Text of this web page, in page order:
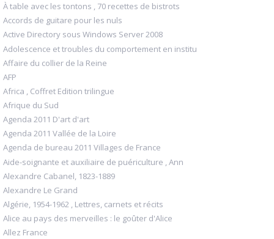
À table avec les tontons , 70 recettes de bistrots
Accords de guitare pour les nuls
Active Directory sous Windows Server 2008
Adolescence et troubles du comportement en institu
Affaire du collier de la Reine
AFP
Africa , Coffret Edition trilingue
Afrique du Sud
Agenda 2011 D'art d'art
Agenda 2011 Vallée de la Loire
Agenda de bureau 2011 Villages de France
Aide-soignante et auxiliaire de puériculture , Ann
Alexandre Cabanel, 1823-1889
Alexandre Le Grand
Algérie, 1954-1962 , Lettres, carnets et récits
Alice au pays des merveilles : le goûter d'Alice
Allez France